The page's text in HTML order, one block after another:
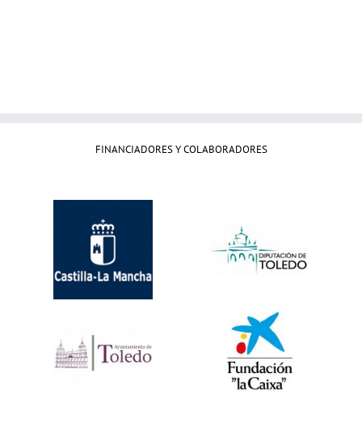
FINANCIADORES Y COLABORADORES